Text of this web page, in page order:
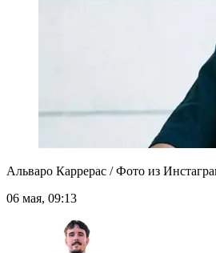
Альваро Каррерас / Фото из
06 мая, 09:13